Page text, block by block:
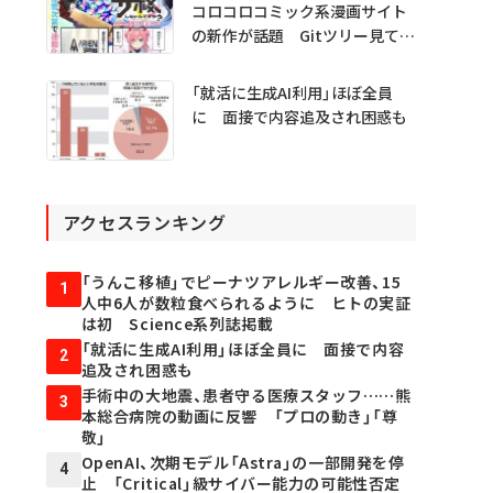
コロコロコミック系漫画サイト
の新作が話題 Gitツリー見てガ
「就活に生成AI利用」ほぼ全員
に 面接で内容追及され困惑も
アクセスランキング
1
「うんこ移植」でピーナツアレルギー改善、15
人中6人が数粒食べられるように ヒトの実証
は初 Science系列誌掲載
2
「就活に生成AI利用」ほぼ全員に 面接で内容
追及され困惑も
3
手術中の大地震、患者守る医療スタッフ……熊
本総合病院の動画に反響 「プロの動き」「尊
敬」
4
OpenAI、次期モデル「Astra」の一部開発を停
止 「Critical」級サイバー能力の可能性否定